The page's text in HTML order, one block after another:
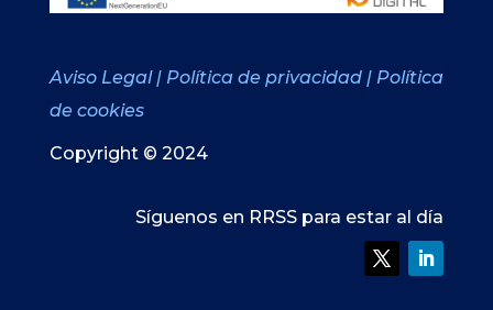
Aviso Legal | Política de privacidad | Política
de cookies
Copyright © 2024
Síguenos en RRSS para estar al día